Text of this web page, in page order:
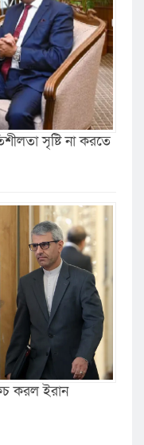
সৃষ্টি না করতে
করল ইরান